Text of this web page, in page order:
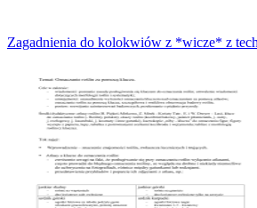
Zagadnienia do kolokwiów z *wicze* z